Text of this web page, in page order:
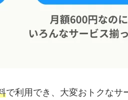
で利用でき、大変おトクなサ